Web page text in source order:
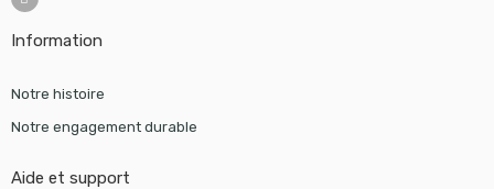
Information
Notre histoire
Notre engagement durable
Aide et support